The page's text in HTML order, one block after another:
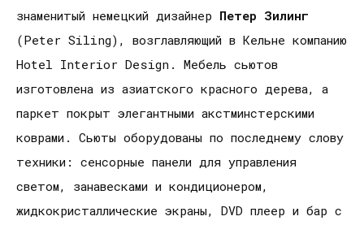
знаменитый немецкий дизайнер Петер Зилинг
(Peter Siling), возглавляющий в Кельне компанию
Hotel Interior Design. Мебель сьютов
изготовлена из азиатского красного дерева, а
паркет покрыт элегантными акстминстерскими
коврами. Сьюты оборудованы по последнему слову
техники: сенсорные панели для управления
светом, занавесками и кондиционером,
жидкокристаллические экраны, DVD плеер и бар с